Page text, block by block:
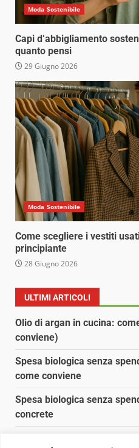
Moda Sostenibile
Capi d’abbigliamento
quanto pensi
29 Giugno 2026
Moda Sostenibile
Come scegliere i vestiti
principiante
28 Giugno 2026
ULTIMI ARTICOLI
Olio di argan in cucina:
conviene)
Spesa biologica senza
come conviene
Spesa biologica senza
concrete